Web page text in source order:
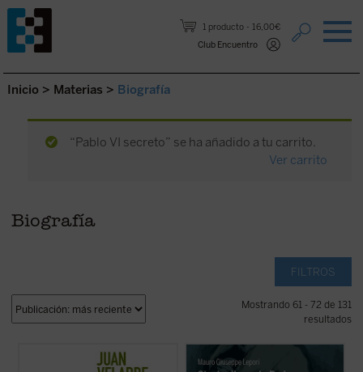
1 producto
16,00€
Club Encuentro
Saltar al contenido.
Inicio > Materias > Biografía
“Pablo VI secreto” se ha añadido a tu carrito.
Ver carrito
Biografía
FILTROS
Mostrando 61 - 72 de 131
resultados
Este libro recoge los recuerdos y
memorias del profesor Juan Velarde a
sencilla, profunda y apasionada de la vida